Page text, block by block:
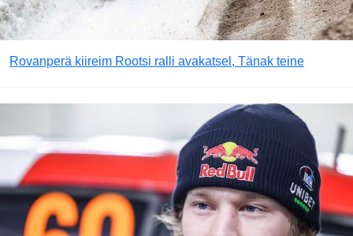
Rovanperä kiireim Rootsi ralli avakatsel, Tänak teine